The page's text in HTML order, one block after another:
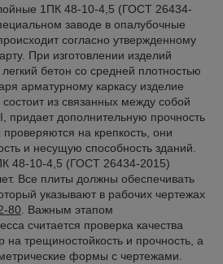
1ПК 48-10-4,5 (ГОСТ 26434-
заводе в опалубочные
согласно утвержденному
При изготовлении изделий
бетон со средней плотностью
арматурному каркасу изделие
из связанных между собой
придает дополнительную прочность
на крепкость, они
и несущую способность зданий.
48-10-4,5 (ГОСТ 26434-2015)
Все плиты должны обеспечивать
указывают в рабочих чертежах
80. Важным этапом
считается проверка качества
на трещиностойкость и прочность, а
формы с чертежами.